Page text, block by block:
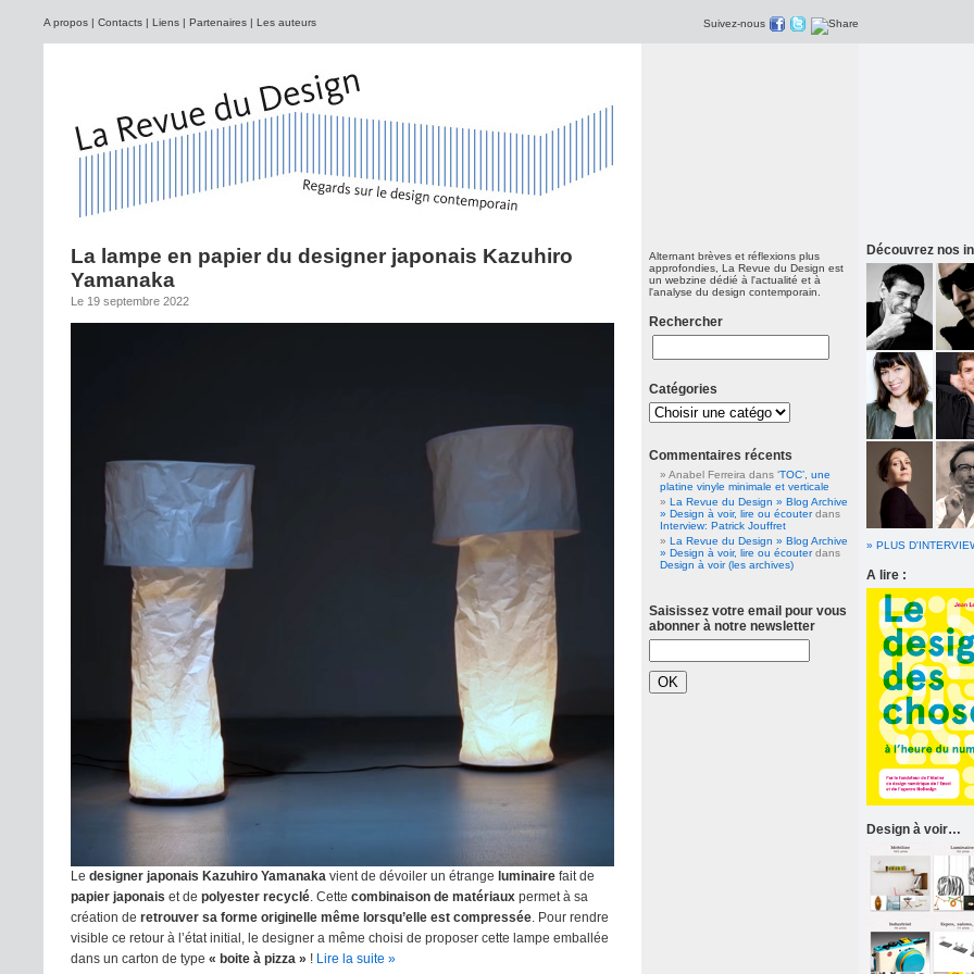
A propos | Contacts | Liens | Partenaires | Les auteurs Suivez-nous
La lampe en papier du designer japonais Kazuhiro
Yamanaka
Le 19 septembre 2022
Le designer japonais Kazuhiro Yamanaka vient de dévoiler un étrange luminaire fait de
papier japonais et de polyester recyclé. Cette combinaison de matériaux permet à sa
création de retrouver sa forme originelle même lorsqu’elle est compressée. Pour rendre
visible ce retour à l’état initial, le designer a même choisi de proposer cette lampe emballée
dans un carton de type « boite à pizza » ! Lire la suite »
Alternant brèves et réflexions plus
approfondies, La Revue du Design est
un webzine dédié à l'actualité et à
l'analyse du design contemporain.
Rechercher
Catégories
Commentaires récents
Anabel Ferreira dans ‘TOC’, une
platine vinyle minimale et verticale
La Revue du Design » Blog Archive
» Design à voir, lire ou écouterdans
Interview: Patrick Jouffret
La Revue du Design » Blog Archive
» Design à voir, lire ou écouterdans
Design à voir (les archives)
Saisissez votre email pour vous
abonner à notre newsletter
Découvrez nos
» PLUS
A lire :
Design à voir…